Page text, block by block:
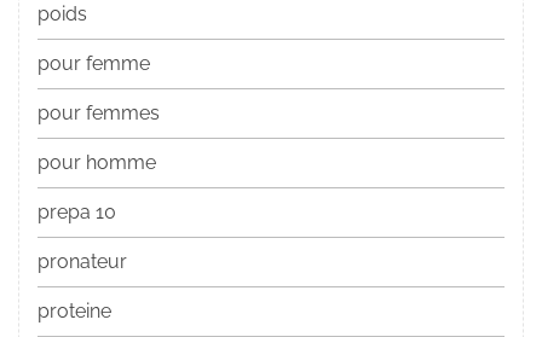
poids
pour femme
pour femmes
pour homme
prepa 10
pronateur
proteine